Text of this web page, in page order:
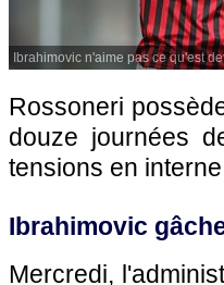
Ibrahimovic n'aime pas ce qu'est
Rossoneri
douze journées
tensions en
Ibrahimovic
Mercredi,